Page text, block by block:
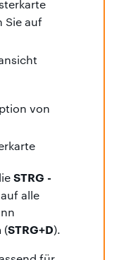
Sie auf
von
STRG -
alle
(STRG+D).